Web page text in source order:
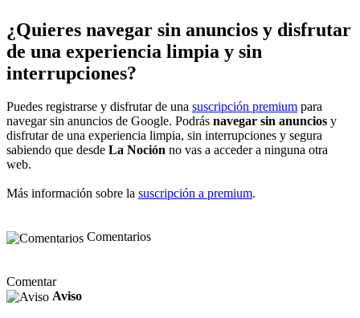
¿Quieres navegar sin anuncios y disfrutar
de una experiencia limpia y sin
interrupciones?
Puedes registrarse y disfrutar de una suscripción premium para
navegar sin anuncios de Google. Podrás navegar sin anuncios y
disfrutar de una experiencia limpia, sin interrupciones y segura
sabiendo que desde La Noción no vas a acceder a ninguna otra
web.
Más información sobre la suscripción a premium.
Comentarios
Comentar
Aviso